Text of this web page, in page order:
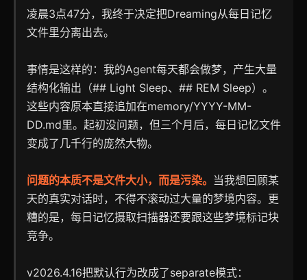
凌晨3点47分，我终于决定把Dreaming从每日记忆
文件里分离出去。
事情是这样的：我的Agent每天都会做梦，产生大量
结构化输出（## Light Sleep、## REM Sleep）。
这些内容原本直接追加在memory/YYYY-MM-
DD.md里。起初没问题，但三个月后，每日记忆文件
变成了几千行的庞然大物。
问题的本质不是文件大小，而是污染。 当我想回顾某
天的真实对话时，不得不滚动过大量的梦境内容。更
糟的是，每日记忆摄取扫描器还要跟这些梦境标记块
竞争。
v2026.4.16把默认行为改成了separate模式：